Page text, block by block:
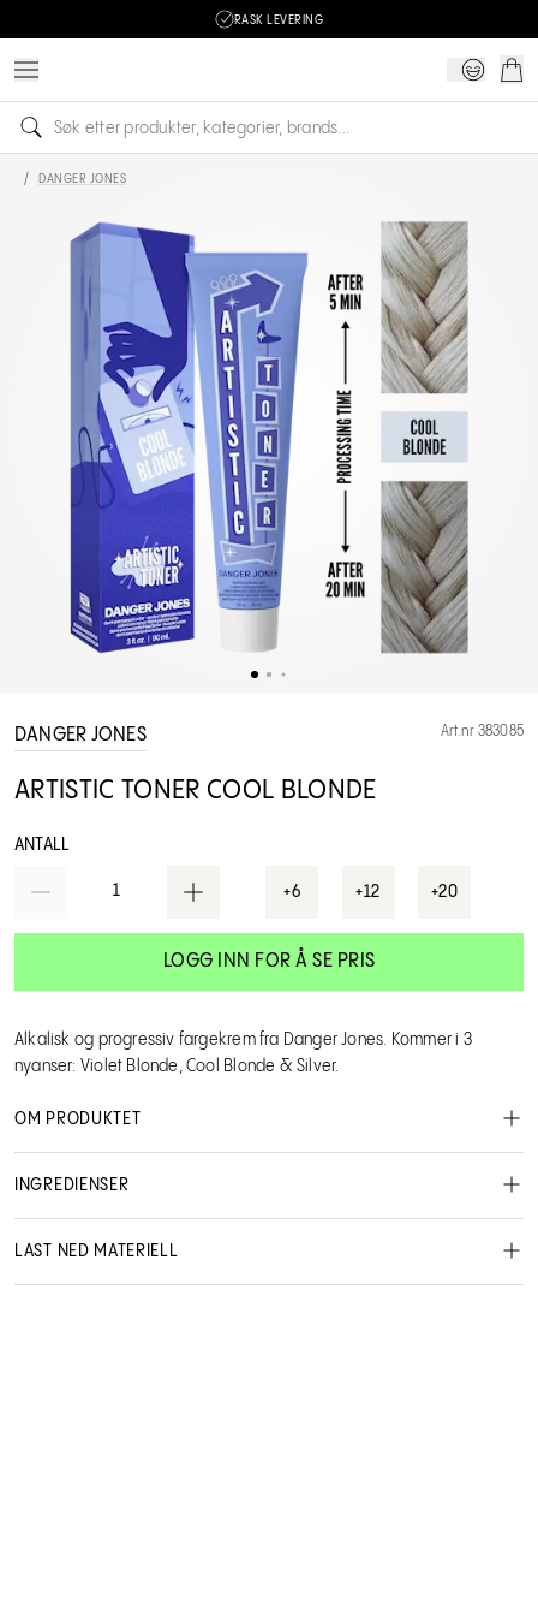
RASK LEVERING
/ DANGER JONES
DANGER JONES Art.nr 383085
ARTISTIC TONER COOL BLONDE
ANTALL
1 +6 +12 +20
LOGG INN FOR Å SE PRIS
Alkalisk og progressiv fargekrem fra Danger Jones. Kommer i 3
nyanser: Violet Blonde, Cool Blonde & Silver.
OM PRODUKTET
INGREDIENSER
LAST NED MATERIELL